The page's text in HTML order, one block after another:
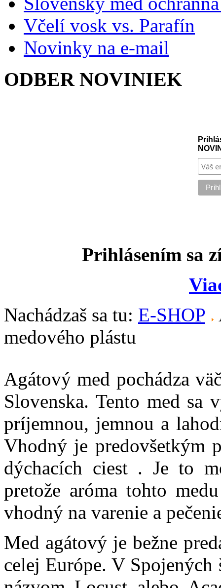
Včelí vosk vs. Parafín
Novinky na e-mail
ODBER NOVINIEK
Prihlásením sa
Nachádzaš sa tu: E-SHOP
medového plástu
Agátový med pochádza
Slovenska. Tento med sa
príjemnou, jemnou a
Vhodný je predovšetkým
dýchacích ciest . Je to
pretože aróma tohto
vhodný na varenie a
Med agátový je bežne
celej Európe. V